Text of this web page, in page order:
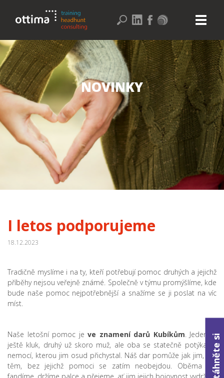
NOVINKY
I letos podporujeme
18.12.2023
Tradičně myslíme i na ty, kteří potřebují pomoc druhých a jejichž
příběhy nejsou veřejně známé. Společně v týmu promýšlíme, kde
bude naše pomoc nejpotřebnější a snažíme se ji poslat na víc
míst.
Naše letošní pomoc jeve znamení darů Kubíkům. Jeden je
ještě kluk, druhý už skoro muž, ale oba se statečně potýkají s
nemocí, kterou jim osud přichystal. Náš dar pomůže jak jim, tak
těm, bez jejichž pomoci se zatím neobejdou. Oběma jimStáhněte si